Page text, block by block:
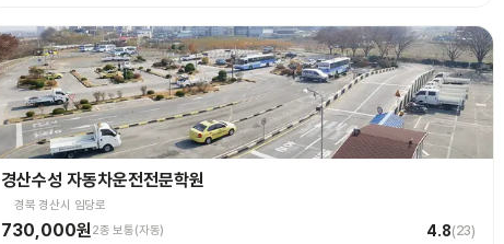
경산수성 자동차운전전문학원
경북 경산시 임당로
730,000원2종 보통(자동) 4.8(23)